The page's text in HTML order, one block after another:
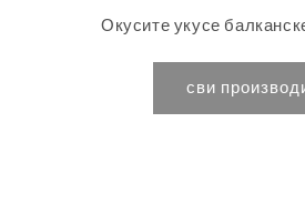
Окусите укусе
сви